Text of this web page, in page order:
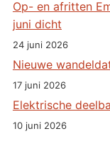
Op- en afritten
juni dicht
24 juni 2026
Nieuwe
17 juni 2026
Elektrische
10 juni 2026